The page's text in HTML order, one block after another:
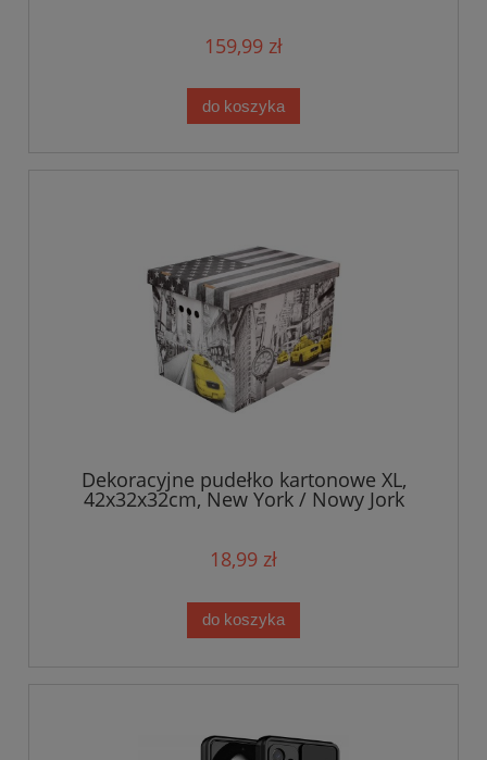
159,99 zł
do koszyka
Dekoracyjne pudełko kartonowe XL,
42x32x32cm, New York / Nowy Jork
18,99 zł
do koszyka